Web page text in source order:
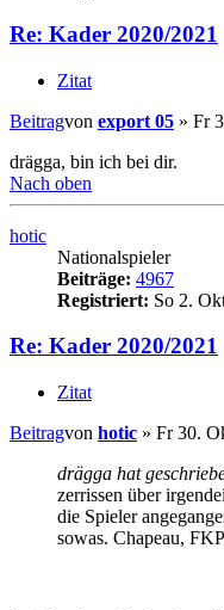
Re: Kader 2020/2021
Zitat
Beitragvon export 05 » Fr
drägga, bin ich bei dir.
Nach oben
hotic
Nationalspieler
Beiträge: 4967
Registriert: So 2.
Re: Kader 2020/2021
Zitat
Beitragvon hotic » Fr 30.
drägga hat
zerrissen über
die Spieler
sowas. Chapeau,